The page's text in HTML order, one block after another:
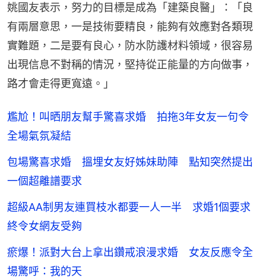
姚國友表示，努力的目標是成為「建築良醫」：「良
有兩層意思，一是技術要精良，能夠有效應對各類現
實難題，二是要有良心，防水防護材料領域，很容易
出現信息不對稱的情況，堅持從正能量的方向做事，
路才會走得更寬遠。」
尷尬！叫晒朋友幫手驚喜求婚 拍拖3年女友一句令
全場氣氛凝結
包場驚喜求婚 搵埋女友好姊妹助陣 點知突然提出
一個超離譜要求
超級AA制男友連買枝水都要一人一半 求婚1個要求
終令女網友受夠
瘀爆！派對大台上拿出鑽戒浪漫求婚 女友反應令全
場驚呼：我的天